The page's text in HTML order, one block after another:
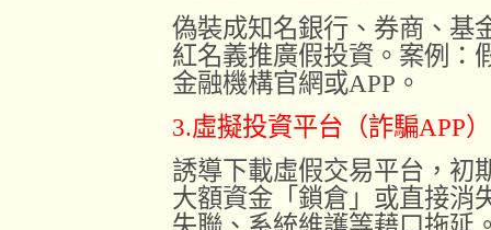
偽裝成知名銀行、券商、基
紅名義推廣假投資。案例：
金融機構官網或APP。
3.虛擬投資平台（詐騙APP）
誘導下載虛假交易平台，初
大額資金「鎖倉」或直接消